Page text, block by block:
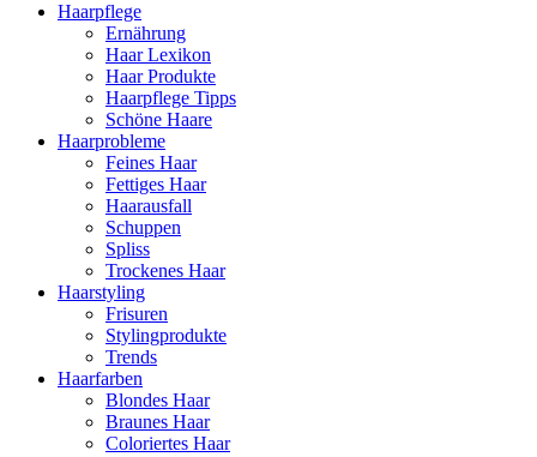
Haarpflege
Ernährung
Haar Lexikon
Haar Produkte
Haarpflege Tipps
Schöne Haare
Haarprobleme
Feines Haar
Fettiges Haar
Haarausfall
Schuppen
Spliss
Trockenes Haar
Haarstyling
Frisuren
Stylingprodukte
Trends
Haarfarben
Blondes Haar
Braunes Haar
Coloriertes Haar